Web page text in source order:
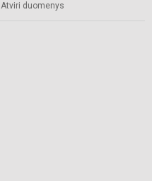
Atviri duomenys